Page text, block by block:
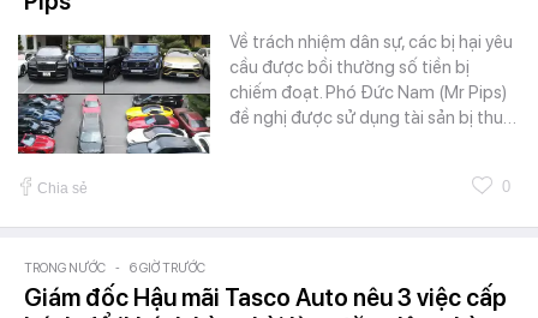
Về trách nhiệm dân sự, các bị hại yêu
cầu được bồi thường số tiền bị
chiếm đoạt. Phó Đức Nam (Mr Pips)
đề nghị được sử dụng tài sản bị thu…
Chia sẻ 0
TRONG NƯỚC - 6 GIỜ TRƯỚC
Giám đốc Hậu mãi Tasco Auto nêu 3 việc cấp